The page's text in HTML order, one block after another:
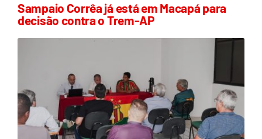
Sampaio Corrêa já está em Macapá para
decisão contra o Trem-AP